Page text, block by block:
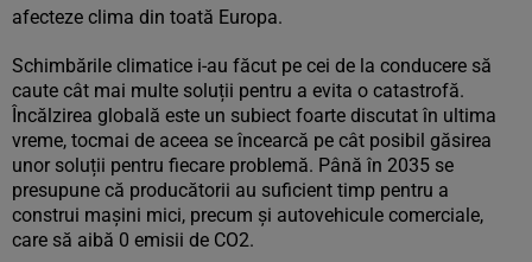
afecteze clima din toată Europa.
Schimbările climatice i-au făcut pe cei de la conducere să
caute cât mai multe soluții pentru a evita o catastrofă.
Încălzirea globală este un subiect foarte discutat în ultima
vreme, tocmai de aceea se încearcă pe cât posibil găsirea
unor soluții pentru fiecare problemă. Până în 2035 se
presupune că producătorii au suficient timp pentru a
construi mașini mici, precum și autovehicule comerciale,
care să aibă 0 emisii de CO2.